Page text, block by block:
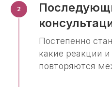
Постепенно
какие реакции
повторяются